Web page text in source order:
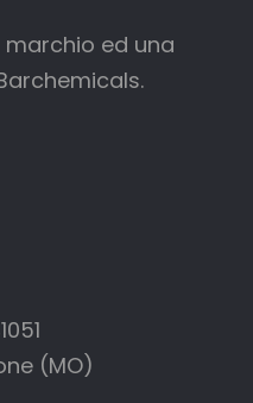
marchio ed una
(MO)